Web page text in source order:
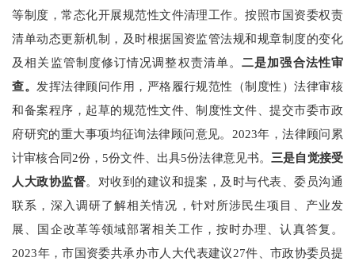
等制度，常态化开展规范性文件清理工作。按照市国资委权责
清单动态更新机制，及时根据国资监管法规和规章制度的变化
及相关监管制度修订情况调整权责清单。二是加强合法性审
查。 发挥法律顾问作用，严格履行规范性（制度性）法律审核
和备案程序，起草的规范性文件、制度性文件、提交市委市政
府研究的重大事项均征询法律顾问意见。 2023年，法律顾问累
计审核合同2份， 5份文件、出具5份法律意见书。 三是自觉接受
人大政协监督。对收到的建议和提案， 及时与代表、委员沟通
联系，深入调研了解相关情况， 针对所涉民生项目、产业发
展、国企改革等领域部署相关工作，按时办理、认真答复。
2023年，市国资委共承办市人大代表建议27件、市政协委员提